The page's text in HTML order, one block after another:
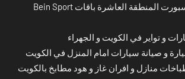
اشتراك بي ان سبورت المنطقة العاشرة باقات Bein Sport
و تواير في الكويت و الجهراء
و صيانة سيارات امام المنزل في الكويت
منازل و افران غاز و هود مطابخ بالكويت